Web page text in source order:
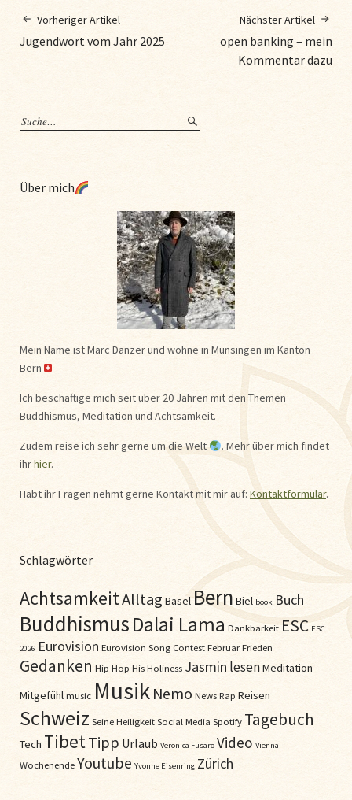
Vorheriger Artikel
Jugendwort vom Jahr 2025
Nächster Artikel
open banking – mein
Kommentar dazu
Über mich
Mein Name ist Marc Dänzer und wohne in Münsingen im Kanton
Bern
Ich beschäftige mich seit über 20 Jahren mit den Themen
Buddhismus, Meditation und Achtsamkeit.
Zudem reise ich sehr gerne um die Welt
. Mehr über mich findet
ihrhier.
Habt ihr Fragen nehmt gerne Kontakt mit mir auf: Kontaktformular.
Schlagwörter
AchtsamkeitAlltag BaselBern Biel book Buch
BuddhismusDalai Lama DankbarkeitESC ESC
2026 Eurovision Eurovision Song ContestFebruarFrieden
Gedanken Hip Hop His Holiness Jasmin lesenMeditation
Mitgefühlmusic Musik Nemo NewsRap Reisen
Schweiz Seine HeiligkeitSocial Media Spotify Tagebuch
Tech TibetTipp Urlaub Veronica Fusaro Video Vienna
WochenendeYoutube Yvonne Eisenring Zürich